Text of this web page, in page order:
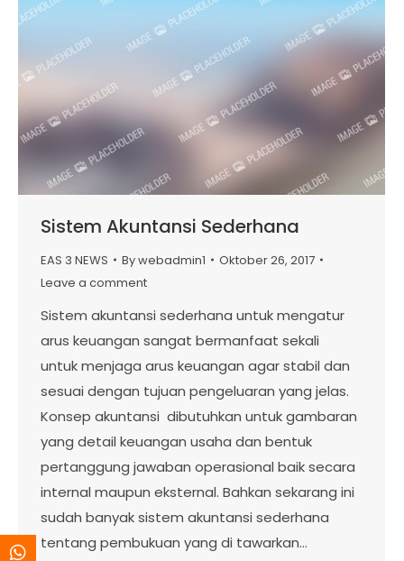
Sistem Akuntansi Sederhana
EAS 3 NEWS Bywebadmin1
Oktober 26, 2017
Leave a comment
Sistem akuntansi sederhana untuk mengatur
arus keuangan sangat bermanfaat sekali
untuk menjaga arus keuangan agar stabil dan
sesuai dengan tujuan pengeluaran yang jelas.
Konsep akuntansi dibutuhkan untuk gambaran
yang detail keuangan usaha dan bentuk
pertanggung jawaban operasional baik secara
internal maupun eksternal. Bahkan sekarang ini
sudah banyak sistem akuntansi sederhana
tentang pembukuan yang di tawarkan…